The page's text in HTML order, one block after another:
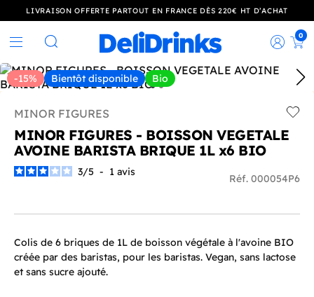
LIVRAISON OFFERTE PARTOUT EN FRANCE DÈS 220€ HT D’ACHAT
Rechercher
0
-15% Bientôt disponible Bio
MINOR FIGURES
MINOR FIGURES - BOISSON VEGETALE
AVOINE BARISTA BRIQUE 1L x6 BIO
3/5 - 1 avis
Réf. 000054P6
Colis de 6 briques de 1L de boisson végétale à l'avoine BIO
créée par des baristas, pour les baristas. Vegan, sans lactose
et sans sucre ajouté.